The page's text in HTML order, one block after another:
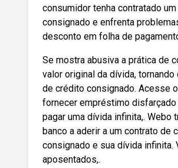
consumidor tenha contratado
consignado e enfrenta
desconto em folha de
Se mostra abusiva a prática de
valor original da dívida,
de crédito consignado. Acesse
fornecer empréstimo disfarçado
pagar uma dívida infinita,.
banco a aderir a um contrato de
consignado e sua dívida
aposentados,.